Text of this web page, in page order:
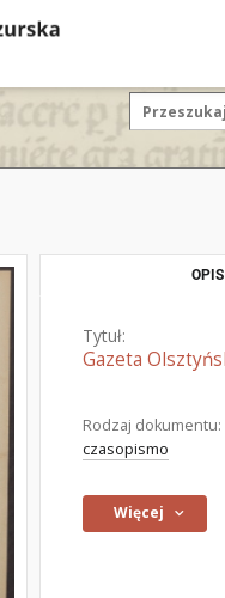
OPIS
Tytuł:
Gazeta
Rodzaj dokumentu:
czasopismo
Więcej